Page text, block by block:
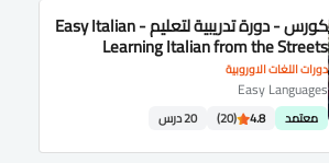
دورات اللغات الاوروبية
كورس - دورة تدريبية لتعليم Easy Italian -
Learning Italian from the Streets
Easy Languages
معتمد 4.8
(20) 20 درس